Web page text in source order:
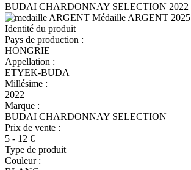
BUDAI CHARDONNAY SELECTION 2022
Médaille ARGENT 2025
Identité du produit
Pays de production :
HONGRIE
Appellation :
ETYEK-BUDA
Millésime :
2022
Marque :
BUDAI CHARDONNAY SELECTION
Prix de vente :
5 - 12 €
Type de produit
Couleur :